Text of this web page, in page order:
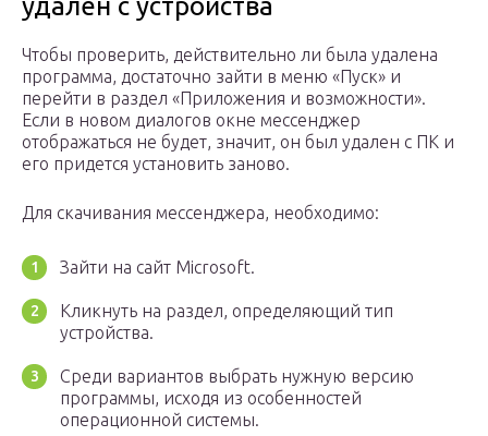
удален с устройства
Чтобы проверить, действительно ли была удалена
программа, достаточно зайти в меню «Пуск» и
перейти в раздел «Приложения и возможности».
Если в новом диалогов окне мессенджер
отображаться не будет, значит, он был удален с ПК и
его придется установить заново.
Для скачивания мессенджера, необходимо:
Зайти на сайт Microsoft.
Кликнуть на раздел, определяющий тип
устройства.
Среди вариантов выбрать нужную версию
программы, исходя из особенностей
операционной системы.